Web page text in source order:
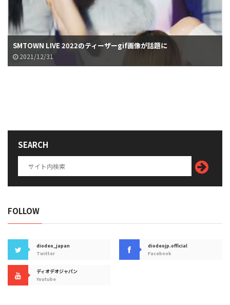
SMTOWN LIVE 2022のティーザーgif画像が話題に
2021/12/31
SEARCH
FOLLOW
diodeo_japan
Twitter
diodeojp.official
Facebook
ディオデオジャパン
Youtube